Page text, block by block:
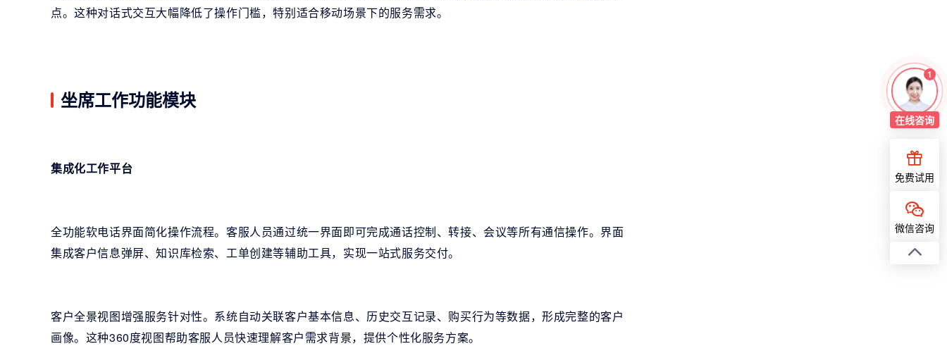
点。这种对话式交互大幅降低了操作门槛，特别适合移动场景下的服务需求。
坐席工作功能模块
集成化工作平台
全功能软电话界面简化操作流程。客服人员通过统一界面即可完成通话控制、转接、会议等所有通信操作。界面
集成客户信息弹屏、知识库检索、工单创建等辅助工具，实现一站式服务交付。
客户全景视图增强服务针对性。系统自动关联客户基本信息、历史交互记录、购买行为等数据，形成完整的客户
画像。这种360度视图帮助客服人员快速理解客户需求背景，提供个性化服务方案。
1
在线咨询
免费试用
微信咨询